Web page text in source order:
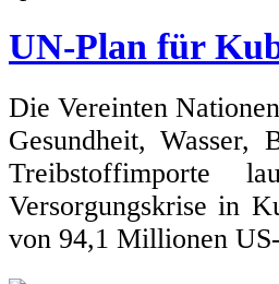
UN-Plan für
Die Vereinten
Gesundheit, Wasser,
Treibstoffimporte
Versorgungskrise in
von 94,1 Millionen